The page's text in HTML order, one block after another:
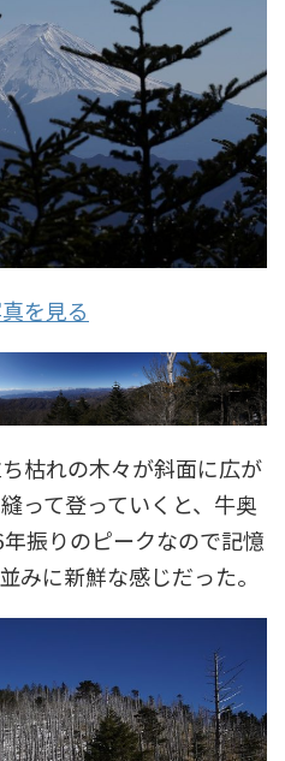
を見る
枯れの木々が斜面に広が
って登っていくと、牛奥
振りのピークなので記憶
みに新鮮な感じだった。